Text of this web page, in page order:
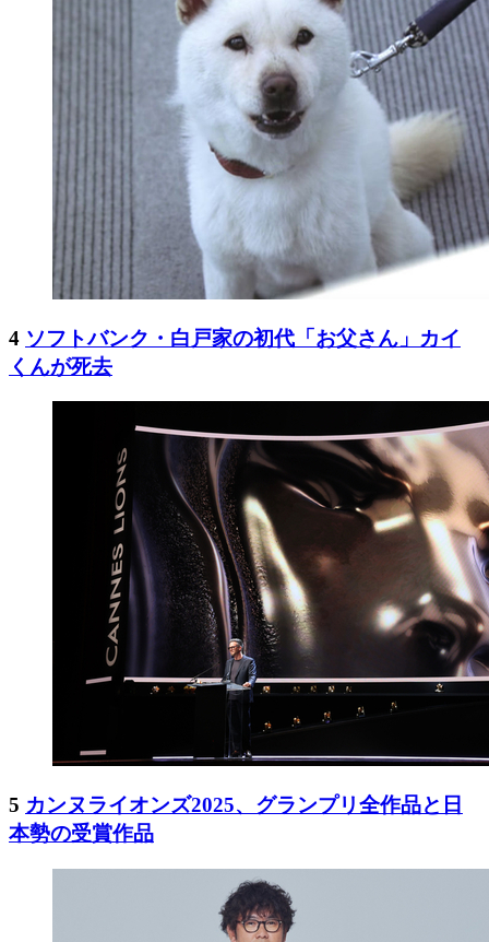
4 ソフトバンク・白戸家の初代「お父さん」カイ
くんが死去
5 カンヌライオンズ2025、グランプリ全作品と日
本勢の受賞作品